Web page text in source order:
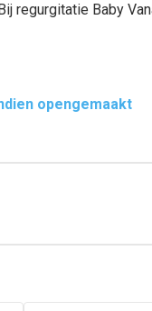
regurgitatie Baby
opengemaakt
van
een voeding voor